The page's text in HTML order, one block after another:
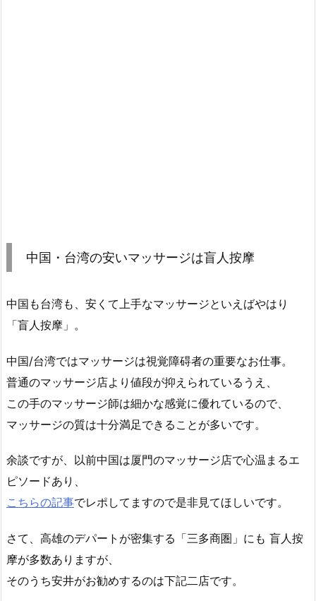
中国・台湾の安いマッサージは盲人按摩
中国も台湾も、安くて上手なマッサージといえばやはり
「盲人按摩」。
中国/台湾ではマッサージは視覚障碍者の重要なお仕事。
普通のマッサージ店より値段が抑えられているうえ、
この手のマッサージ師は細かな感覚に優れているので、
マッサージの質は十分満足できることが多いです。
余談ですが、以前中国は厦門のマッサージ店で心温まるエ
ピソードあり、
こちらの記事でレポしてますので是非見てほしいです。
さて、高雄のデパートが密集する「三多商圏」にも 盲人按
摩が多数ありますが、
そのうち安井がお勧めするのは下記二店です。